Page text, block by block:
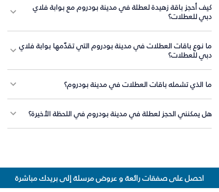
كيف أحجز باقة زهيدة لعطلة في مدينة بودروم مع بوابة فلاي
دبي للعطلات؟
ما نوع باقات العطلات في مدينة بودروم التي تقدّمها بوابة فلاي
دبي للعطلات؟
ما الذي تشمله باقات العطلات في مدينة بودروم؟
هل يمكنني الحجز لعطلة في مدينة بودروم في اللحظة الأخيرة؟
احصل على صفقات رائعة و عروض مرسلة إلى بريدك مباشرة